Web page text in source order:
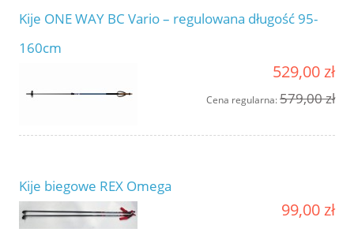
Kije ONE WAY BC Vario – regulowana długość 95-
160cm
529,00 zł
Cena regularna:579,00 zł
Kije biegowe REX Omega
99,00 zł